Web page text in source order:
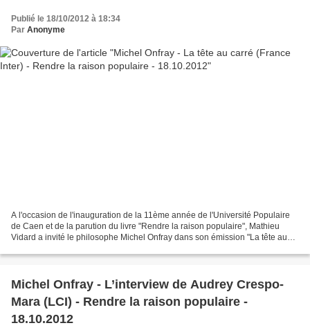
Publié le 18/10/2012 à 18:34
Par Anonyme
A l'occasion de l'inauguration de la 11ème année de l'Université Populaire
de Caen et de la parution du livre "Rendre la raison populaire", Mathieu
Vidard a invité le philosophe Michel Onfray dans son émission "La tête au
Michel Onfray - L’interview de Audrey Crespo-
Mara (LCI) - Rendre la raison populaire -
18.10.2012